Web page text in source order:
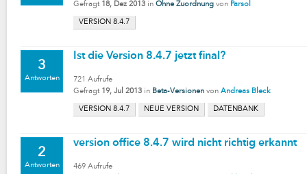
Gefragt 18, Dez 2013 in Ohne Zuordnung von Parsol
VERSION 8.4.7
3
Antworten
Ist die Version 8.4.7 jetzt final?
721 Aufrufe
Gefragt 19, Jul 2013 in Beta-Versionen von Andreas Bleck
VERSION 8.4.7 NEUE VERSION DATENBANK
2
Antworten
version office 8.4.7 wird nicht richtig erkannt
469 Aufrufe